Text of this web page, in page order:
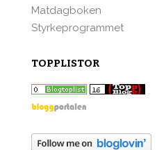
Matdagboken
Styrkeprogrammet
TOPPLISTOR